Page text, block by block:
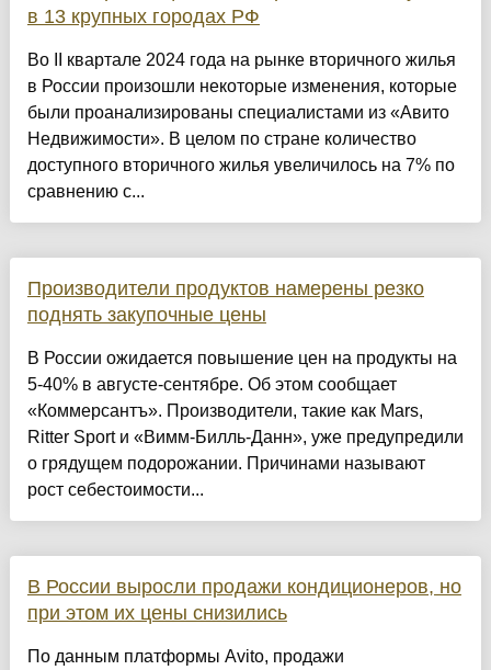
в 13 крупных городах РФ
Во II квартале 2024 года на рынке вторичного жилья
в России произошли некоторые изменения, которые
были проанализированы специалистами из «Авито
Недвижимости». В целом по стране количество
доступного вторичного жилья увеличилось на 7% по
сравнению с...
Производители продуктов намерены резко
поднять закупочные цены
В России ожидается повышение цен на продукты на
5-40% в августе-сентябре. Об этом сообщает
«Коммерсантъ». Производители, такие как Mars,
Ritter Sport и «Вимм-Билль-Данн», уже предупредили
о грядущем подорожании. Причинами называют
рост себестоимости...
В России выросли продажи кондиционеров, но
при этом их цены снизились
По данным платформы Avito, продажи